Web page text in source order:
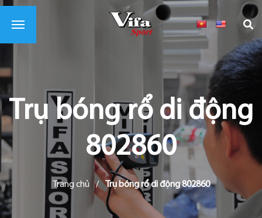
Trụ bóng rổ di động
802860
Trang chủ / Trụ bóng rổ di động 802860